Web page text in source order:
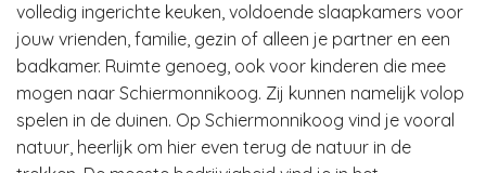
volledig ingerichte keuken, voldoende slaapkamers voor
jouw vrienden, familie, gezin of alleen je partner en een
badkamer. Ruimte genoeg, ook voor kinderen die mee
mogen naar Schiermonnikoog. Zij kunnen namelijk volop
spelen in de duinen. Op Schiermonnikoog vind je vooral
natuur, heerlijk om hier even terug de natuur in de